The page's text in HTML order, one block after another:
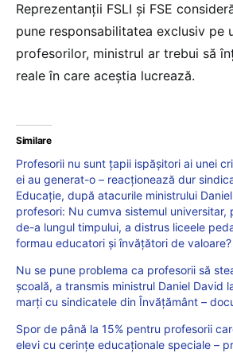
Reprezentanții FSLI și FSE
pune responsabilitatea exclusiv pe
profesorilor, ministrul ar trebui să
reale în care aceștia lucrează.
Similare
Profesorii nu sunt țapii ispășitori ai unei
ei au generat-o – reacționează dur
Educație, după atacurile ministrului
profesori: Nu cumva sistemul universitar,
de-a lungul timpului, a distrus liceele
formau educatori și învățători de valoare?
Nu se pune problema ca profesorii să
școală, a transmis ministrul Daniel David
marți cu sindicatele din Învățământ –
Spor de până la 15% pentru profesorii
elevi cu cerințe educaționale speciale –